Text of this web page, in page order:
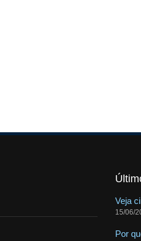
Veja
15/06/
Por